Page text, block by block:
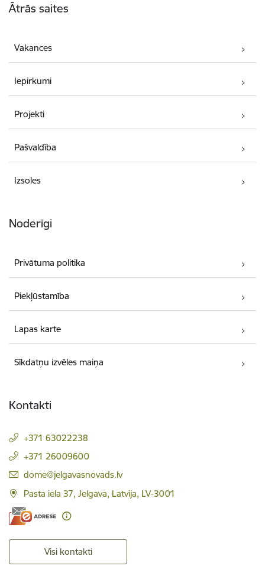
Ātrās saites
Vakances
Iepirkumi
Projekti
Pašvaldība
Izsoles
Noderīgi
Privātuma politika
Piekļūstamība
Lapas karte
Sīkdatņu izvēles maiņa
Kontakti
+371 63022238
+371 26009600
E-pasts:
dome@jelgavasnovads.lv
Pasta iela 37, Jelgava, Latvija, LV-3001
Visi kontakti